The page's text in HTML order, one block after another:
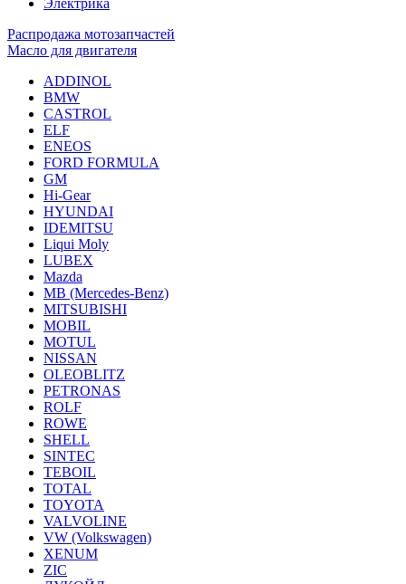
Электрика
Распродажа мотозапчастей
Масло для двигателя
ADDINOL
BMW
CASTROL
ELF
ENEOS
FORD FORMULA
GM
Hi-Gear
HYUNDAI
IDEMITSU
Liqui Moly
LUBEX
Mazda
MB (Mercedes-Вenz)
MITSUBISHI
MOBIL
MOTUL
NISSAN
OLEOBLITZ
PETRONAS
ROLF
ROWE
SHELL
SINTEC
TEBOIL
TOTAL
TOYOTA
VALVOLINE
VW (Volkswagen)
XENUM
ZIC